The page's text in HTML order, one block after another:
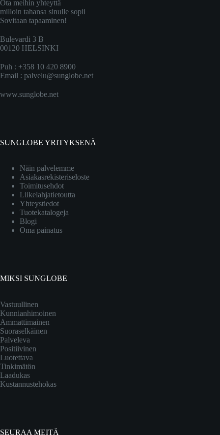
Ota meihin yhteyttä
milloin tahansa sinulle sopii
Sovitaan tapaaminen!
Bulevardi 3 B
00120 HELSINKI
Puh : +358 10 420 8900
Email : palvelu@sunglobe.net
www.sunglobe.net
SUNGLOBE YRITYKSENÄ
Näin palvelemme
Asiakasrekisteriseloste
Toimitusehdot
Liikelahjatietoutta
Yhteystiedot
Tuotekatalogeja
Blogi
Oma painatus
MIKSI SUNGLOBE
Vastuullinen
Kunnianhimoinen
Ammattimainen
Suoraselkäinen
Palveleva
Positiivinen
Luotettava
Tinkimätön
Laadukas
Kustannustehokas
SEURAA MEITÄ